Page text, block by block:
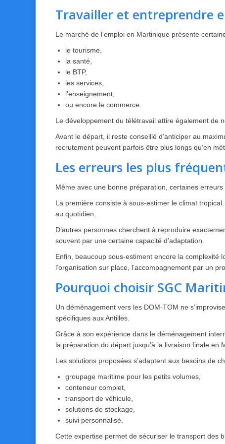
Travailler et entreprendre
Le marché de l’emploi en Martinique présente
le tourisme,
la santé,
le BTP,
les services,
l’enseignement,
ou encore le commerce.
Le développement du télétravail attire également de
Avant le départ, il reste conseillé d’anticiper au
recrutement peuvent parfois être plus longs qu’en
Les erreurs les plus
Même avec une bonne préparation, certaines
La première consiste à sous-estimer le climat
au quotidien.
D’autres personnes cherchent à reproduire
souvent par une certaine capacité d’adaptation.
Enfin, beaucoup sous-estiment encore la complexité
l’organisation sur place, l’accompagnement par un
Pourquoi choisir SGC
Un déménagement vers les DOM-TOM ne
spécifiques aux Antilles.
Grâce à son expérience dans le déménagement
la préparation du départ jusqu’à la livraison finale en
Les solutions proposées s’adaptent aux besoins de
groupage maritime pour les petits volumes,
conteneur complet,
transport de véhicule,
solutions de stockage,
suivi personnalisé.
Cette expertise permet de sécuriser le transport des